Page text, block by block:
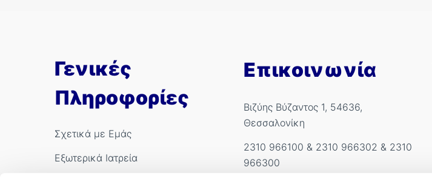
Γενικές
Πληροφορίες
Σχετικά με Εμάς
Εξωτερικά Ιατρεία
Επικοινωνία
Βιζύης Βύζαντος 1, 54636,
Θεσσαλονίκη
2310 966100 & 2310 966302 & 2310
966300